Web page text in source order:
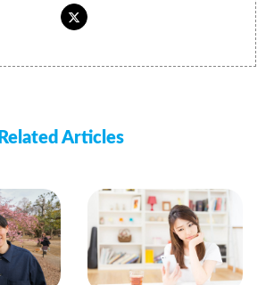
Related Articles